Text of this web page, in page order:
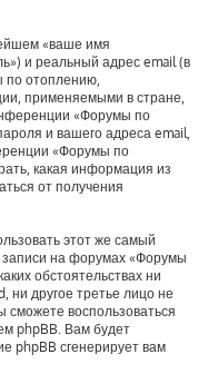
«ваше имя
и реальный адрес email (в
по отоплению,
применяемыми в стране,
«Форумы по
и вашего адреса email,
«Форумы по
какая информация из
от получения
этот же самый
записи на форумах «Форумы
обстоятельствах ни
другое третье лицо не
воспользоваться
phpBB. Вам будет
phpBB сгенерирует вам